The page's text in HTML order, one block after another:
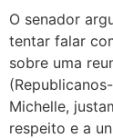
O senador
tentar falar
sobre uma
Michelle,
respeito e a